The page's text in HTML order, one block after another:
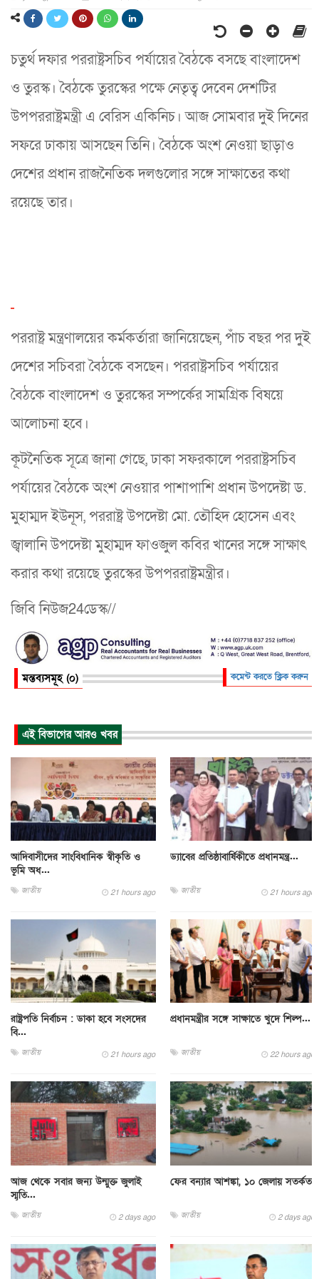
চতুর্থ দফার পররাষ্ট্রসচিব পর্যায়ের বৈঠ‌কে বস‌ছে বাংলাদেশ
ও তুরস্ক। বৈঠ‌কে তুরস্কের পক্ষে নেতৃত্ব দেবেন দেশটির
উপপররাষ্ট্রমন্ত্রী এ বেরিস একিনিচ। আজ সোমবার দুই দিনের
সফরে ঢাকায় আসছেন তিনি। বৈঠকে অংশ নেওয়া ছাড়াও
দেশের প্রধান রাজনৈতিক দলগুলোর সঙ্গে সাক্ষাতের কথা
রয়েছে তার।
পররাষ্ট্র মন্ত্রণালয়ের কর্মকর্তারা জানি‌য়ে‌ছেন, পাঁচ বছর পর দুই
দে‌শের স‌চিবরা বৈঠ‌কে বসছেন। পররাষ্ট্রসচিব পর্যায়ের
বৈঠ‌কে বাংলাদেশ ও তুরস্কের সম্প‌র্কের সাম‌গ্রিক বিষ‌য়ে
আলোচনা হ‌বে।
কূটনৈতিক সূত্রে জানা গে‌ছে, ঢাকা সফরকালে পররাষ্ট্রসচিব
পর্যায়ের বৈঠ‌কে অংশ নেওয়ার পাশাপা‌শি প্রধান উপদেষ্টা ড.
মুহাম্মদ ইউনূস, পররাষ্ট্র উপদেষ্টা মো. তৌহিদ হোসেন এবং
জ্বালানি উপদেষ্টা মুহাম্মদ ফাওজুল কবির খানের সঙ্গে সাক্ষাৎ
করার কথা র‌য়ে‌ছে তুরস্কের উপপররাষ্ট্রমন্ত্রীর।
জিবি নিউজ24ডেস্ক//
মন্তব্যসমূহ (০) কমেন্ট করতে ক্লিক করুন
এই বিভাগের আরও খবর
আদিবাসীদের সাংবিধানিক স্বীকৃতি ও
ভূমি অধ...
জাতীয় 21 hours ago
ড্যাবের প্রতিষ্ঠাবার্ষিকীতে প্রধানমন্ত্র...
জাতীয় 21 hours ago
রাষ্ট্রপতি নির্বাচন : ডাকা হবে সংসদের
বি...
জাতীয় 21 hours ago
প্রধানমন্ত্রীর সঙ্গে সাক্ষাতে খুদে শিল্প...
জাতীয় 22 hours ago
আজ থেকে সবার জন্য উন্মুক্ত জুলাই
স্মৃতি...
জাতীয় 2 days ago
ফের বন্যার আশঙ্কা, ১০ জেলায় সতর্কতা
জাতীয় 2 days ago